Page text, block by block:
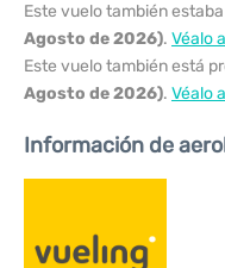
Este vuelo también
Agosto de 2026). Véalo
Este vuelo también está
Agosto de 2026). Véalo
Información de